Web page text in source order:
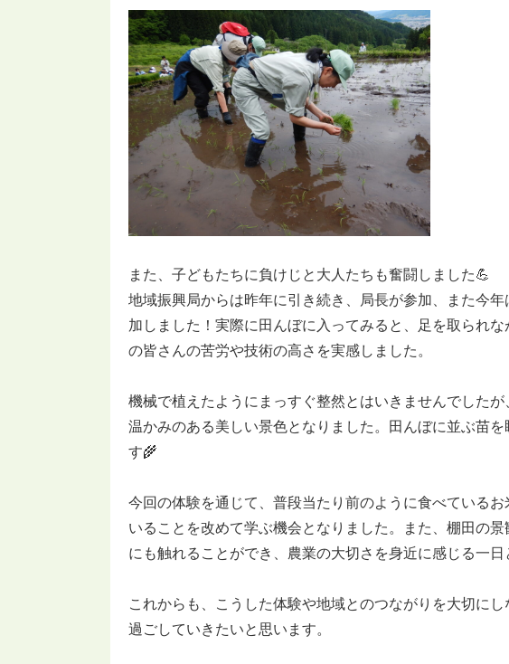
また、子どもたちに負けじと大人たちも奮闘しました💪
地域振興局からは昨年に引き続き、局長が参加、また今
加しました！実際に田んぼに入ってみると、足を取られ
の皆さんの苦労や技術の高さを実感しました。
機械で植えたようにまっすぐ整然とはいきませんでした
温かみのある美しい景色となりました。田んぼに並ぶ苗
す🌾
今回の体験を通じて、普段当たり前のように食べている
いることを改めて学ぶ機会となりました。また、棚田の
にも触れることができ、農業の大切さを身近に感じる一日
これからも、こうした体験や地域とのつながりを大切に
過ごしていきたいと思います。